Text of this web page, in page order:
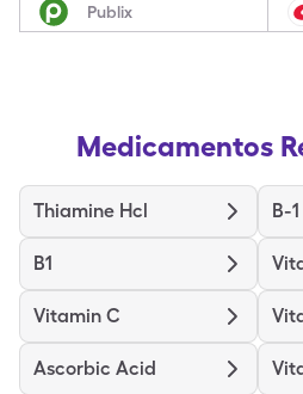
Publix
Medicamentos
Thiamine Hcl B-1
B1
Vitamin C
Ascorbic Acid